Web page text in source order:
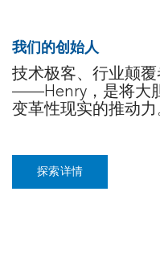
我们的创始人
技术极客、行业颠
——Henry，是将大
变革性现实的推动力
探索详情